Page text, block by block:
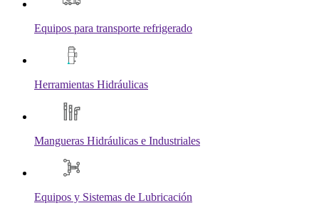
Equipos para transporte refrigerado
Herramientas Hidráulicas
Mangueras Hidráulicas e Industriales
Equipos y Sistemas de Lubricación